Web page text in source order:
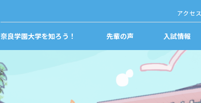
アクセス
奈良学園大学を知ろう！ 先輩の声 入試情報